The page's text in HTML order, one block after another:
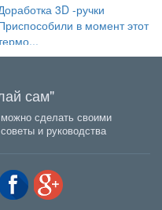
3D -ручки
в момент этот
сам"
сделать своими
и руководства